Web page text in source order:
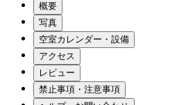
概要
写真
空室カレンダー・設備
アクセス
レビュー
禁止事項・注意事項